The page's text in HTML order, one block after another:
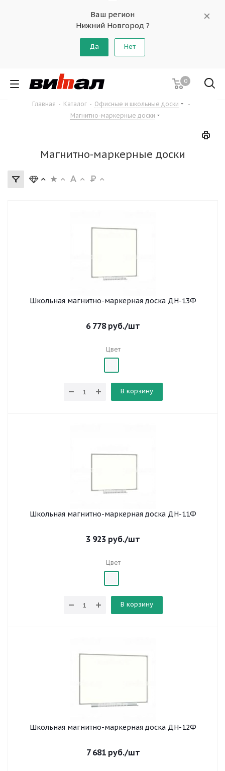
Ваш регион
Нижний Новгород ?
Да Нет
0
Главная - Каталог - Офисные и школьные доски
-
Магнитно-маркерные доски
Магнитно-маркерные доски
Школьная магнитно-маркерная доска ДН-13Ф
6 778руб./шт
Цвет
В корзину
Школьная магнитно-маркерная доска ДН-11Ф
3 923 руб./шт
Цвет
В корзину
Школьная магнитно-маркерная доска ДН-12Ф
7 681руб./шт